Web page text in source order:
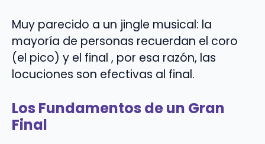
Muy parecido a un jingle musical: la
mayoría de personas recuerdan el coro
(el pico) y el final , por esa razón, las
locuciones son efectivas al final.
Los Fundamentos de un Gran
Final